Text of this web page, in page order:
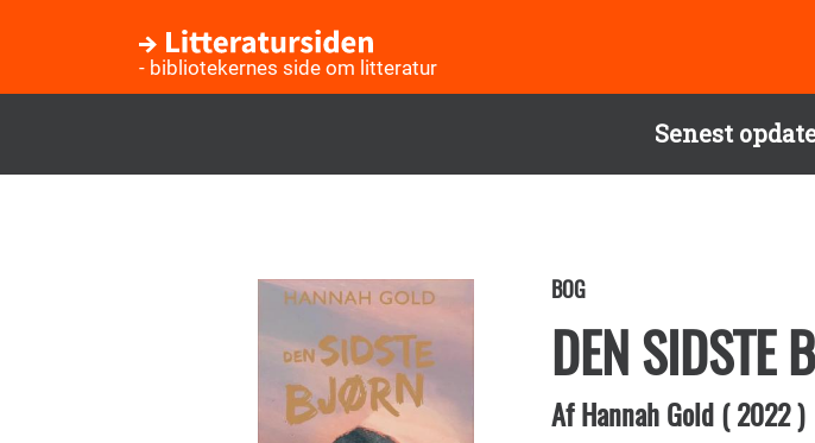
Senest
- bibliotekernes side om litteratur
BOG
DEN SIDSTE
AfHannah Gold(2022)